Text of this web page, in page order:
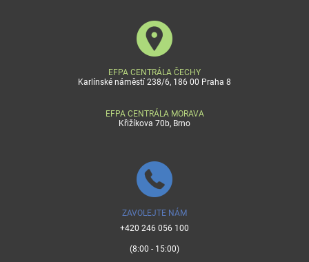
EFPA CENTRÁLA ČECHY
Karlínské náměstí 238/6, 186 00 Praha 8
EFPA CENTRÁLA MORAVA
Křižíkova 70b, Brno
ZAVOLEJTE NÁM
+420 246 056 100
(8:00 - 15:00)